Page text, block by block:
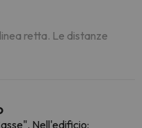
retta. Le distanze
Nell'edificio: